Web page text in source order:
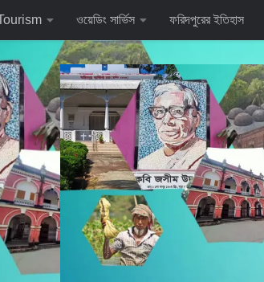
ওয়েডিং সার্ভিস ফরিদপুরের ইতিহাস